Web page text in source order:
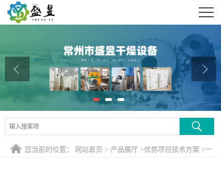
公司介绍
公司动态
产品展厅
证书荣誉
联系方式
您当前的位置： 网站首页 > 产品展厅 >优势项目技术方案 >一